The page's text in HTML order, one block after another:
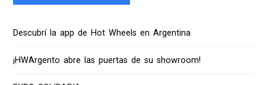
Descubrí la app de Hot Wheels en Argentina
¡HWArgento abre las puertas de su showroom!